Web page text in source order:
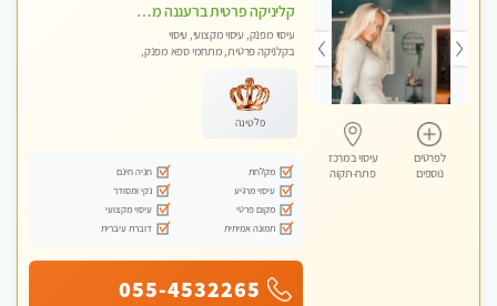
לפרטים
נוספים
עיסוי במרכז
פתח-תקוה
קליניקה פרטית ברעננה מעסה איכותית לעיסוי מקצועי ומפנק לכל שרירי הגוף...
עיסוי מפנק, עיסוי מקצועי, עיסוי
בקלניקה פרטית, מתחמי ספא מפנק,
פלטינה
מקלחת
חניה חינם
עיסוי מרגיע
נקי ומסודר
מקום פרטי
עיסוי מקצועי
תמונה אמיתית
דוברת עיברית
055-4532265